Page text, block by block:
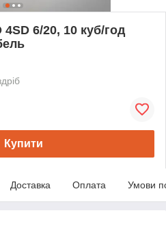
6/20, 10 куб/год
Купити
Доставка Оплата Умови